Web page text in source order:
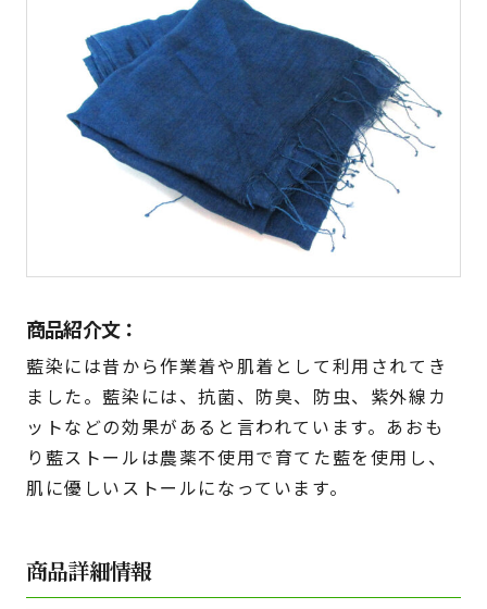
商品紹介文：
藍染には昔から作業着や肌着として利用されてき
ました。藍染には、抗菌、防臭、防虫、紫外線カ
ットなどの効果があると言われています。あおも
り藍ストールは農薬不使用で育てた藍を使用し、
肌に優しいストールになっています。
商品詳細情報